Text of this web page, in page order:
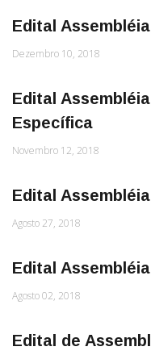
Edital
Dezembro 10, 2018
Edital
Específica
Novembro 12, 2018
Edital
Agosto 27, 2018
Edital
Agosto 02, 2018
Edital de